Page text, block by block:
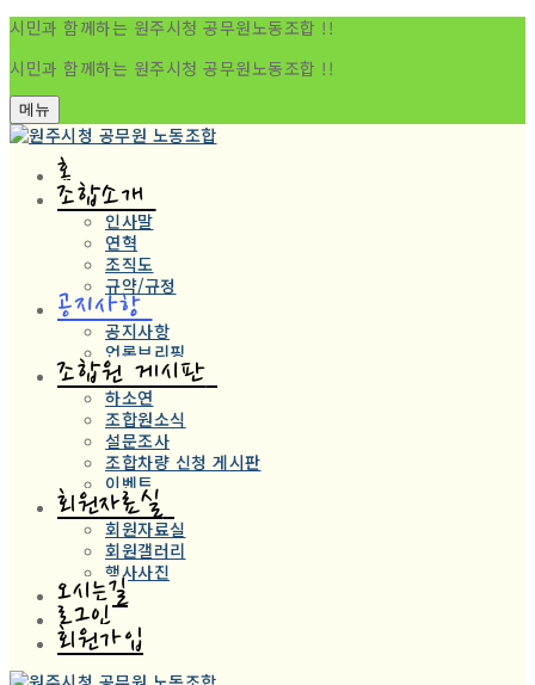
시민과 함께하는 원주시청 공무원노동조합 !!
시민과 함께하는 원주시청 공무원노동조합 !!
메뉴
홈
조합소개
인사말
연혁
조직도
규약/규정
공지사항
공지사항
언론브리핑
조합원 게시판
하소연
조합원소식
설문조사
조합차량 신청 게시판
이벤트
회원자료실
회원자료실
회원갤러리
행사사진
오시는길
로그인
회원가입